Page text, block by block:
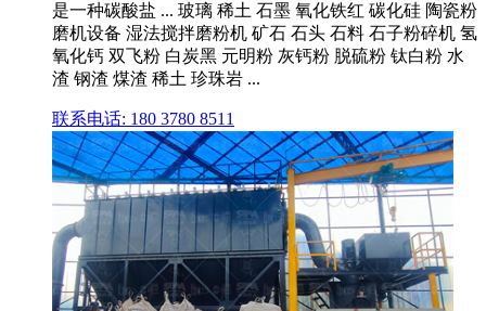
是一种碳酸盐 ... 玻璃 稀土 石墨 氧化铁红 碳化硅 陶瓷粉
磨机设备 湿法搅拌磨粉机 矿石 石头 石料 石子粉碎机 氢
氧化钙 双飞粉 白炭黑 元明粉 灰钙粉 脱硫粉 钛白粉 水
渣 钢渣 煤渣 稀土 珍珠岩 ...
联系电话: 180 3780 8511